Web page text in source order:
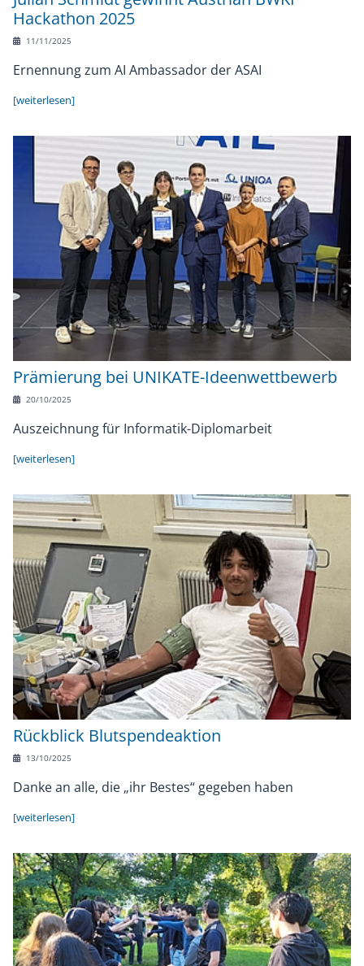
Hackathon 2025
11/11/2025
Ernennung zum AI Ambassador der ASAI
[weiterlesen]
Prämierung bei UNIKATE-Ideenwettbewerb
20/10/2025
Auszeichnung für Informatik-Diplomarbeit
[weiterlesen]
Rückblick Blutspendeaktion
13/10/2025
Danke an alle, die „ihr Bestes“ gegeben haben
[weiterlesen]